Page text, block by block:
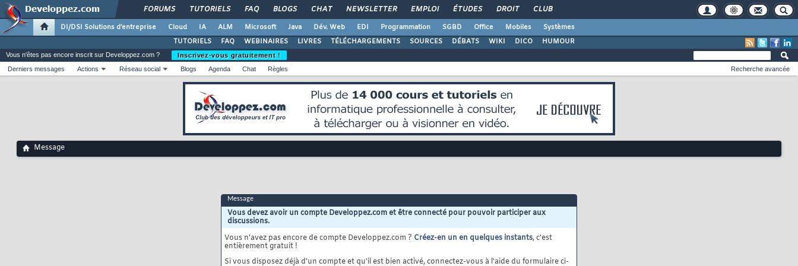
FORUMS TUTORIELS FAQ BLOGS CHAT NEWSLETTER EMPLOI ÉTUDES DROIT CLUB
DI/DSI Solutions d'entreprise Cloud IA ALM Microsoft Java Dév. Web EDI Programmation SGBD Office Mobiles
Systèmes
TUTORIELS
FAQ WEBINAIRES LIVRES TÉLÉCHARGEMENTS SOURCES DÉBATS WIKI DICO HUMOUR
Vous n'êtes pas encore inscrit sur Developpez.com ?
Inscrivez-vous gratuitement !
Derniers messages
Actions Réseau social Blogs Agenda Chat Règles Recherche avancée
Message
Message
Vous devez avoir un compte Developpez.com et être connecté pour pouvoir participer aux
discussions.
Vous n'avez pas encore de compte Developpez.com ? Créez-en un en quelques instants, c'est
entièrement gratuit !
Si vous disposez déjà d'un compte et qu'il est bien activé, connectez-vous à l'aide du formulaire ci-